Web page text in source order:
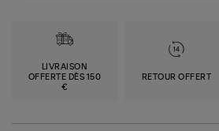
LIVRAISON
OFFERTE DÈS 150
€
RETOUR OFFERT